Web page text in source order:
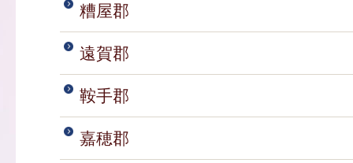
糟屋郡
遠賀郡
鞍手郡
嘉穂郡